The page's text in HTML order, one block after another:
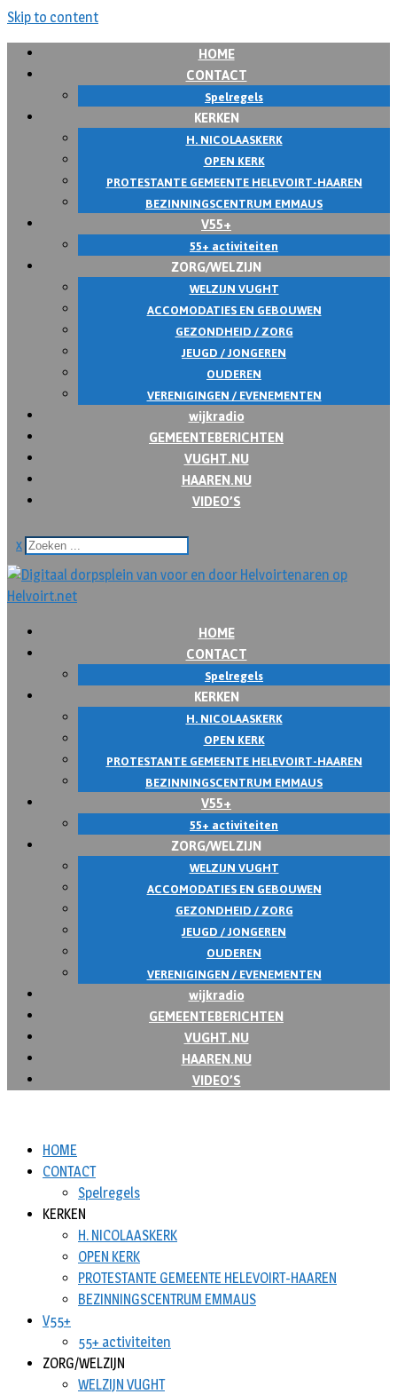
Skip to content
HOME
CONTACT
Spelregels
KERKEN
H. NICOLAASKERK
OPEN KERK
PROTESTANTE GEMEENTE HELEVOIRT-HAAREN
BEZINNINGSCENTRUM EMMAUS
V55+
55+ activiteiten
ZORG/WELZIJN
WELZIJN VUGHT
ACCOMODATIES EN GEBOUWEN
GEZONDHEID / ZORG
JEUGD / JONGEREN
OUDEREN
VERENIGINGEN / EVENEMENTEN
wijkradio
GEMEENTEBERICHTEN
VUGHT.NU
HAAREN.NU
VIDEO’S
x
HOME
CONTACT
Spelregels
KERKEN
H. NICOLAASKERK
OPEN KERK
PROTESTANTE GEMEENTE HELEVOIRT-HAAREN
BEZINNINGSCENTRUM EMMAUS
V55+
55+ activiteiten
ZORG/WELZIJN
WELZIJN VUGHT
ACCOMODATIES EN GEBOUWEN
GEZONDHEID / ZORG
JEUGD / JONGEREN
OUDEREN
VERENIGINGEN / EVENEMENTEN
wijkradio
GEMEENTEBERICHTEN
VUGHT.NU
HAAREN.NU
VIDEO’S
HOME
CONTACT
Spelregels
KERKEN
H. NICOLAASKERK
OPEN KERK
PROTESTANTE GEMEENTE HELEVOIRT-HAAREN
BEZINNINGSCENTRUM EMMAUS
V55+
55+ activiteiten
ZORG/WELZIJN
WELZIJN VUGHT